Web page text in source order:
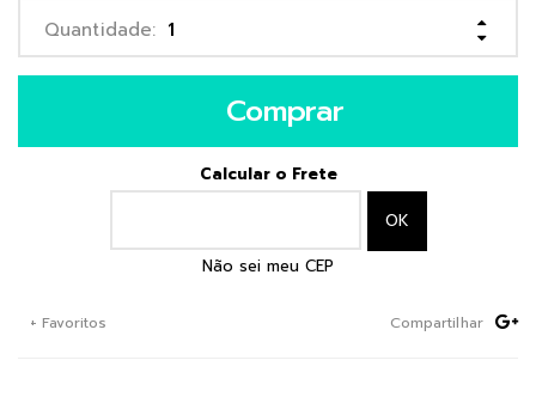
Comprar
Calcular o Frete
Não sei meu CEP
+ Favoritos Compartilhar